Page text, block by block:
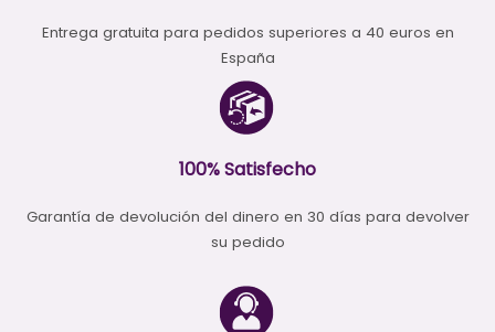
Entrega gratuita para pedidos superiores a 40 euros en
España
100% Satisfecho
Garantía de devolución del dinero en 30 días para devolver
su pedido